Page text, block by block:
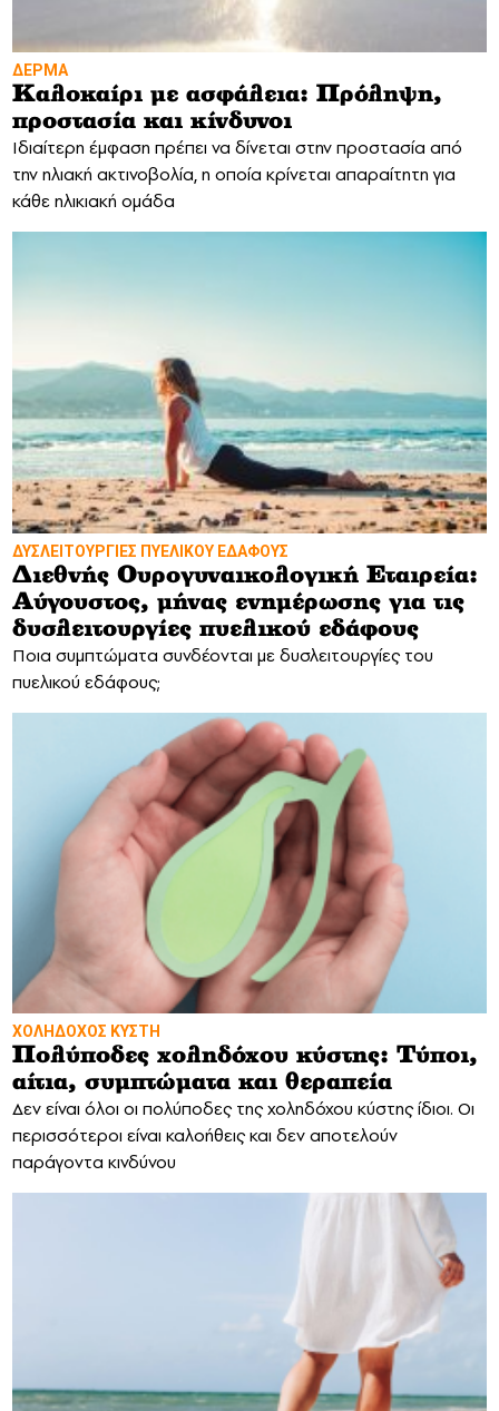
ΔΕΡΜΑ
Καλοκαίρι με ασφάλεια: Πρόληψη,
προστασία και κίνδυνοι
Ιδιαίτερη έμφαση πρέπει να δίνεται στην προστασία από
την ηλιακή ακτινοβολία, η οποία κρίνεται απαραίτητη για
κάθε ηλικιακή ομάδα
ΔΥΣΛΕΙΤΟΥΡΓΙΕΣ ΠΥΕΛΙΚΟΥ ΕΔΑΦΟΥΣ
Διεθνής Ουρογυναικολογική Εταιρεία:
Αύγουστος, μήνας ενημέρωσης για τις
δυσλειτουργίες πυελικού εδάφους
Ποια συμπτώματα συνδέονται με δυσλειτουργίες του
πυελικού εδάφους;
ΧΟΛΗΔΟΧΟΣ ΚΥΣΤΗ
Πολύποδες χοληδόχου κύστης: Τύποι,
αίτια, συμπτώματα και θεραπεία
Δεν είναι όλοι οι πολύποδες της χοληδόχου κύστης ίδιοι. Οι
περισσότεροι είναι καλοήθεις και δεν αποτελούν
παράγοντα κινδύνου